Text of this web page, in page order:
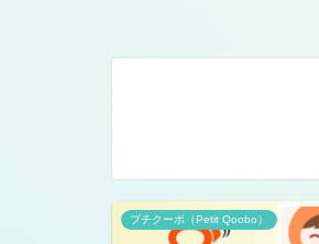
プチクーボ（Petit Qoobo）